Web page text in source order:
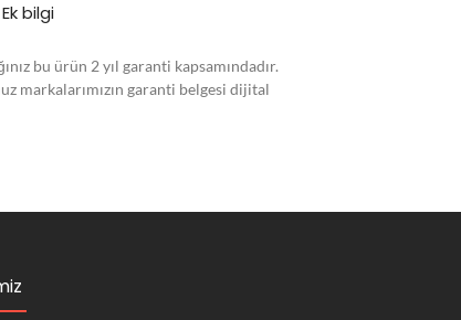
Ek bilgi
bu ürün 2 yıl garanti kapsamındadır.
markalarımızın garanti belgesi dijital